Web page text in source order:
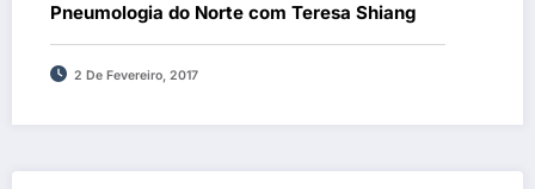
Pneumologia do Norte com Teresa Shiang
2 De Fevereiro, 2017